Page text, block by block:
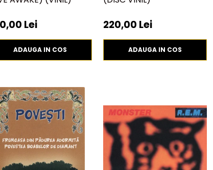
Lei
ADAUGA IN COS
220,00 Lei
ADAUGA IN COS